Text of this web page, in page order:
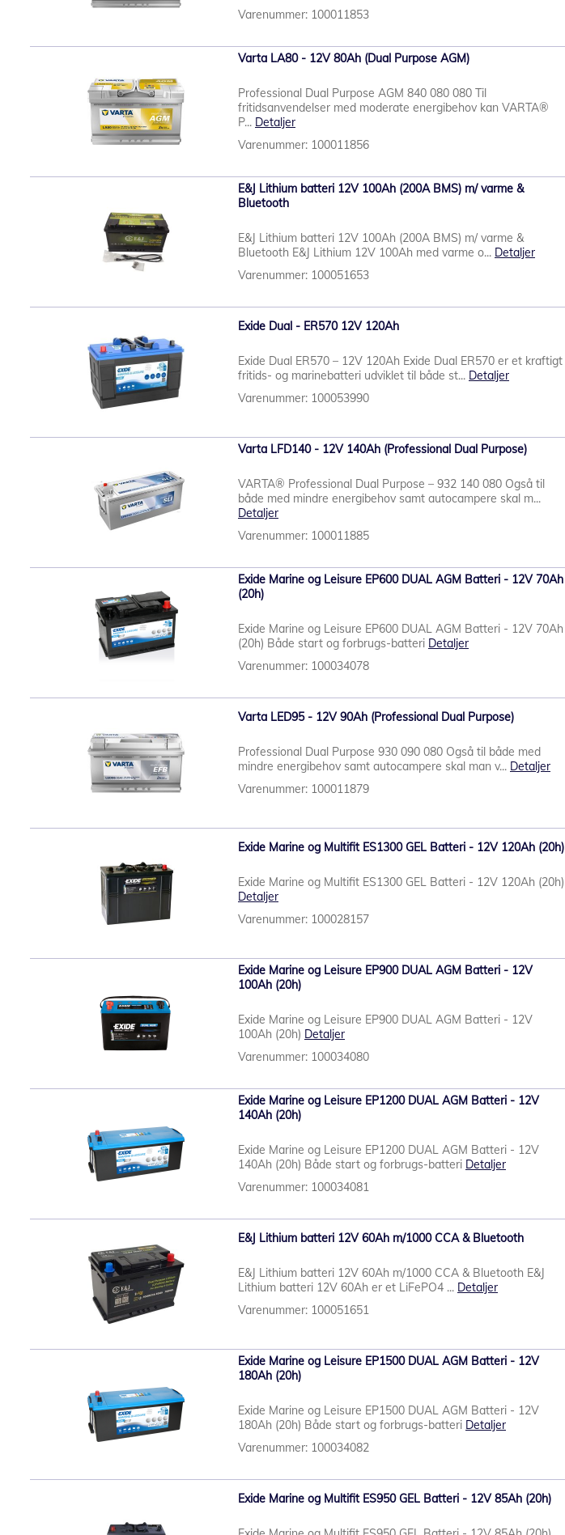
Varenummer: 100011853
Varta LA80 - 12V 80Ah (Dual Purpose AGM)
Professional Dual Purpose AGM 840 080 080 Til
fritidsanvendelser med moderate energibehov kan VARTA®
P... Detaljer
Varenummer: 100011856
E&J Lithium batteri 12V 100Ah (200A BMS) m/ varme &
Bluetooth
E&J Lithium batteri 12V 100Ah (200A BMS) m/ varme &
Bluetooth E&J Lithium 12V 100Ah med varme o... Detaljer
Varenummer: 100051653
Exide Dual - ER570 12V 120Ah
Exide Dual ER570 – 12V 120Ah Exide Dual ER570 er et kraftigt
fritids- og marinebatteri udviklet til både st... Detaljer
Varenummer: 100053990
Varta LFD140 - 12V 140Ah (Professional Dual Purpose)
VARTA® Professional Dual Purpose – 932 140 080 Også til
både med mindre energibehov samt autocampere skal m...
Detaljer
Varenummer: 100011885
Exide Marine og Leisure EP600 DUAL AGM Batteri - 12V 70Ah
(20h)
Exide Marine og Leisure EP600 DUAL AGM Batteri - 12V 70Ah
(20h) Både start og forbrugs-batteri Detaljer
Varenummer: 100034078
Varta LED95 - 12V 90Ah (Professional Dual Purpose)
Professional Dual Purpose 930 090 080 Også til både med
mindre energibehov samt autocampere skal man v... Detaljer
Varenummer: 100011879
Exide Marine og Multifit ES1300 GEL Batteri - 12V 120Ah (20h)
Exide Marine og Multifit ES1300 GEL Batteri - 12V 120Ah (20h)
Detaljer
Varenummer: 100028157
Exide Marine og Leisure EP900 DUAL AGM Batteri - 12V
100Ah (20h)
Exide Marine og Leisure EP900 DUAL AGM Batteri - 12V
100Ah (20h) Detaljer
Varenummer: 100034080
Exide Marine og Leisure EP1200 DUAL AGM Batteri - 12V
140Ah (20h)
Exide Marine og Leisure EP1200 DUAL AGM Batteri - 12V
140Ah (20h) Både start og forbrugs-batteri Detaljer
Varenummer: 100034081
E&J Lithium batteri 12V 60Ah m/1000 CCA & Bluetooth
E&J Lithium batteri 12V 60Ah m/1000 CCA & Bluetooth E&J
Lithium batteri 12V 60Ah er et LiFePO4 ... Detaljer
Varenummer: 100051651
Exide Marine og Leisure EP1500 DUAL AGM Batteri - 12V
180Ah (20h)
Exide Marine og Leisure EP1500 DUAL AGM Batteri - 12V
180Ah (20h) Både start og forbrugs-batteri Detaljer
Varenummer: 100034082
Exide Marine og Multifit ES950 GEL Batteri - 12V 85Ah (20h)